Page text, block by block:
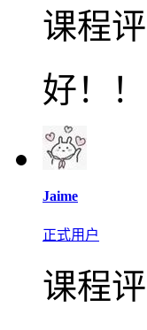
课程
好！！
Jaime
正式用户
课程